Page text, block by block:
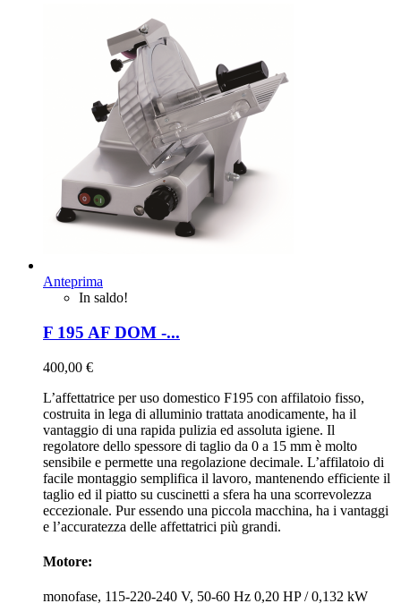
Anteprima
In saldo!
F 195 AF DOM -...
400,00 €
L’affettatrice per uso domestico F195 con affilatoio fisso,
costruita in lega di alluminio trattata anodicamente, ha il
vantaggio di una rapida pulizia ed assoluta igiene. Il
regolatore dello spessore di taglio da 0 a 15 mm è molto
sensibile e permette una regolazione decimale. L’affilatoio di
facile montaggio semplifica il lavoro, mantenendo efficiente il
taglio ed il piatto su cuscinetti a sfera ha una scorrevolezza
eccezionale. Pur essendo una piccola macchina, ha i vantaggi
e l’accuratezza delle affettatrici più grandi.
Motore:
monofase, 115-220-240 V, 50-60 Hz 0,20 HP / 0,132 kW